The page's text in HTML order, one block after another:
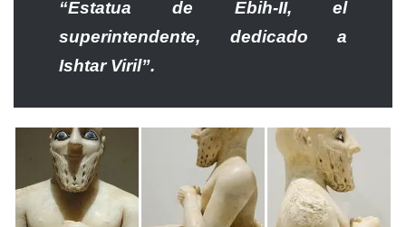
“Estatua de Ebih-II, el
superintendente, dedicado a
Ishtar Viril”.